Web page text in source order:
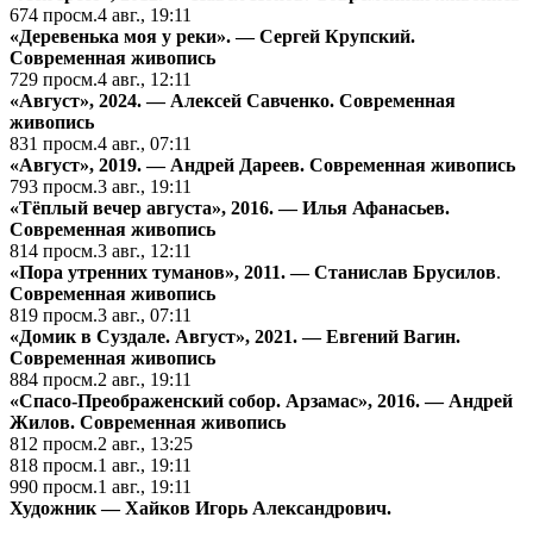
674 просм.4 авг., 19:11
«Деревенька моя у реки». — Сергей Крупский.
Cовременная живопись
729 просм.4 авг., 12:11
«Август», 2024. — Алексей Савченко. Cовременная
живопись
831 просм.4 авг., 07:11
«Август», 2019. — Андрей Дареев. Cовременная живопись
793 просм.3 авг., 19:11
«Тёплый вечер августа», 2016. — Илья Афанасьев.
Cовременная живопись
814 просм.3 авг., 12:11
«Пора утренних туманов», 2011. — Станислав Брусилов.
Cовременная живопись
819 просм.3 авг., 07:11
«Домик в Суздале. Август», 2021. — Евгений Вагин.
Cовременная живопись
884 просм.2 авг., 19:11
«Спасо-Преображенский собор. Арзамас», 2016. — Андрей
Жилов. Cовременная живопись
812 просм.2 авг., 13:25
818 просм.1 авг., 19:11
990 просм.1 авг., 19:11
Художник — Хайков Игорь Александрович.